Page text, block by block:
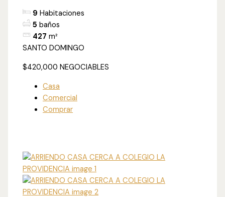
9 Habitaciones
5 baños
427 m²
SANTO DOMINGO
$420,000 NEGOCIABLES
Casa
Comercial
Comprar